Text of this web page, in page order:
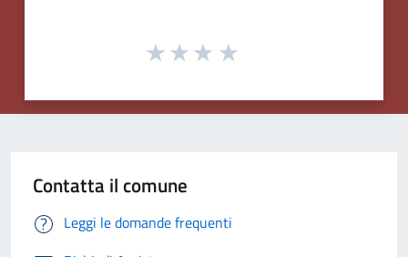
Contatta il comune
Leggi le domande frequenti